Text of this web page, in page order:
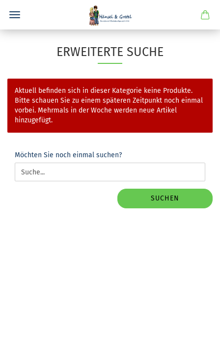
ERWEITERTE SUCHE
Aktuell befinden sich in dieser Kategorie keine Produkte.
Bitte schauen Sie zu einem späteren Zeitpunkt noch einmal
vorbei. Mehrmals in der Woche werden neue Artikel
hinzugefügt.
MÖCHTEN
SIE
NOCH
EINMAL
Möchten Sie noch einmal suchen?
SUCHEN